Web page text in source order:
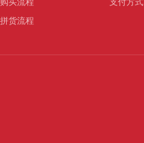
购买流程
拼货流程
支付方式